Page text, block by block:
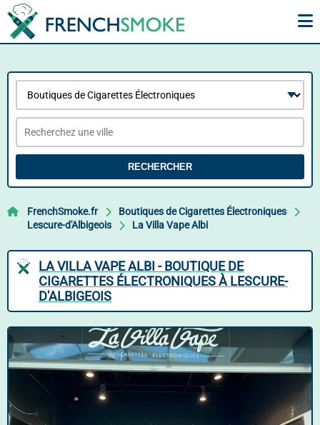
RECHERCHER
FrenchSmoke.fr
Boutiques de Cigarettes Électroniques
Lescure-d'Albigeois
La Villa Vape Albi
LA VILLA VAPE ALBI - BOUTIQUE DE
CIGARETTES ÉLECTRONIQUES À LESCURE-
D'ALBIGEOIS